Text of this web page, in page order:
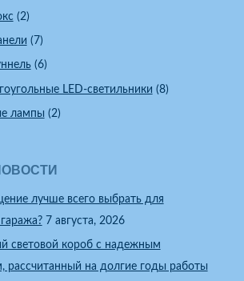
(2)
(7)
(6)
LED-светильники (8)
лампы (2)
лучше всего выбрать для
7 августа, 2026
световой короб с надежным
рассчитанный на долгие годы работы